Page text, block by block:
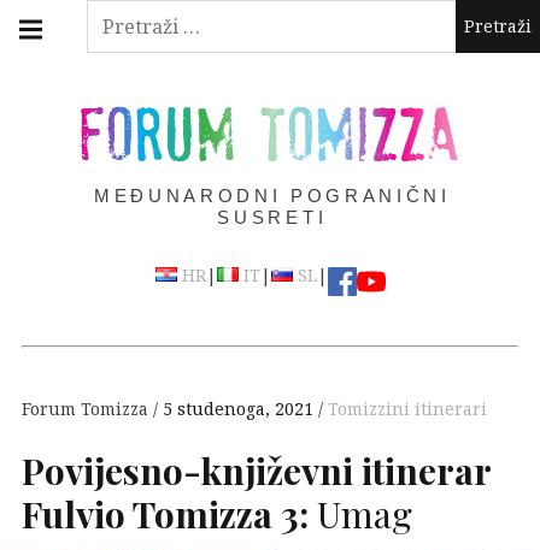
Pretraži:
Skip
FORUM TOMIZZA
MEĐUNARODNI POGRANIČNI
SUSRETI
HR| IT | SL|
navigation
Forum Tomizza 5 studenoga, 2021 Tomizzini itinerari
Povijesno-književni itinerar
Fulvio Tomizza 3: Umag